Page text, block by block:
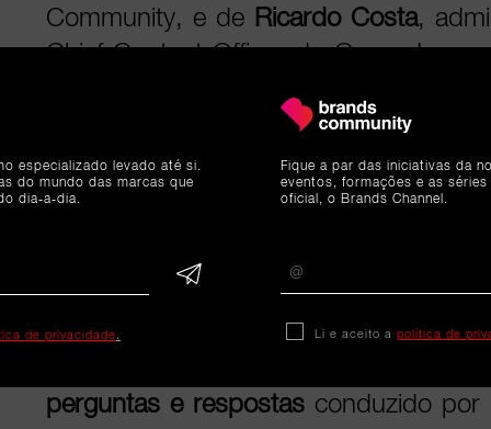
Community, e de Ricardo Costa,
Chief Content Officer do Grupo
Notícias, para dar o mote a um dia
de quatro grandes eixos:
Liderança e Empatia, Branding e
O primeiro bloco mergulha na análise
com uma talk de
Nuno Rogeiro,
perguntas e respostas conduzido por
especializado levado até si.
do mundo das marcas que
dia-a-dia.
de privacidade.
Fique a par das iniciativas da
eventos, formações e as
oficial, o Brands Channel.
Li e aceito a política de